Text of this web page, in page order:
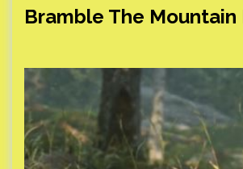
Bramble The Mountain